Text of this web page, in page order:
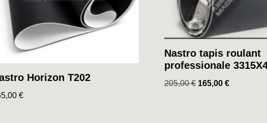
Horizon T202
€
Nastro tapis roulant
professionale
205,00€ 165,00€